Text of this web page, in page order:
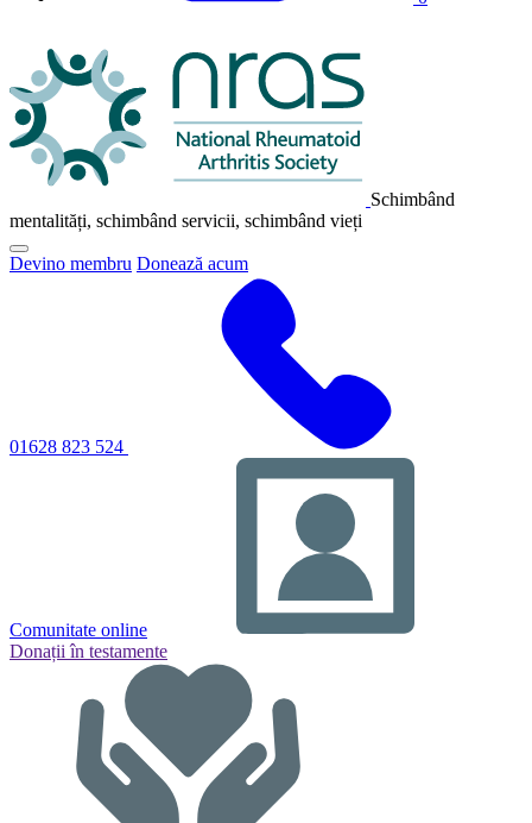
Schimbând
mentalități, schimbând servicii, schimbând vieți
Faceți
clic
Devino membru Donează acum
01628 823 524
Comunitate online
Donații în testamente